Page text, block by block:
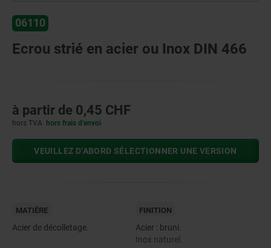
06110
Ecrou strié en acier ou Inox DIN 466
à partir de 0,45 CHF
hors TVA hors frais d’envoi
VEUILLEZ D’ABORD SÉLECTIONNER UNE VERSION
MATIÈRE
Acier de décolletage.
FINITION
Acier : bruni.
Inox naturel.